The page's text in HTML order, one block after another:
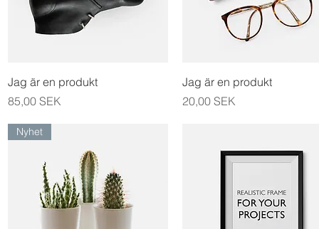
Aperçu rapide
Jag är en produkt
Prix
85,00 SEK
Aperçu rapide
Jag är en produkt
Prix
20,00 SEK
Nyhet